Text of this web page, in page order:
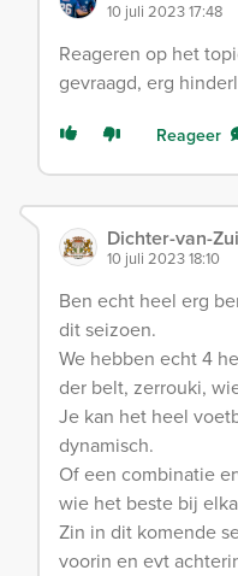
10 juli 2023 17:48
Reageren op het
gevraagd, erg
Reageer
Dichter-van-
10 juli 2023 18:10
Ben echt heel erg
dit seizoen.
We hebben echt 4
der belt, zerrouki,
Je kan het heel
dynamisch.
Of een combinatie
wie het beste bij
Zin in dit komende
voorin en evt